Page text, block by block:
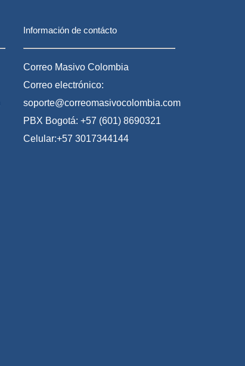
Información de contácto
Correo Masivo Colombia
Correo electrónico:
soporte@correomasivocolombia.com
PBX Bogotá: +57 (601) 8690321
Celular:+57 3017344144